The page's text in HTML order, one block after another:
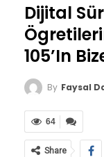
Dijital
105’in
By Faysal
64
Share